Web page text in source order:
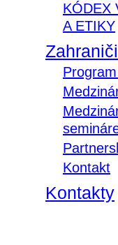
KÓDEX
A ETIKY
Kontakt
Kontakty